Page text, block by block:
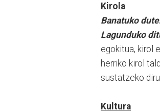
Kirola
Banatuko
Lagunduko
egokitua, kirol
herriko kirol
sustatzeko
Kultura